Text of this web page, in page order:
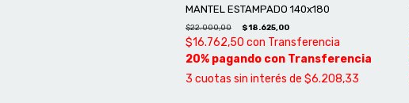
MANTEL ESTAMPADO 140x180
$22.000,00 $18.625,00
$16.762,50 con Transferencia
3 cuotas sin interés de $6.208,33